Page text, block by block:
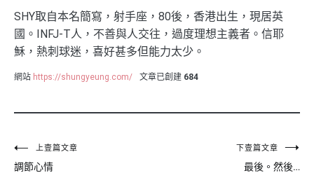
SHY取自本名簡寫，射手座，80後，香港出生，現居英
國。INFJ-T人，不善與人交往，過度理想主義者。信耶
穌，熱刺球迷，喜好甚多但能力太少。
網站 https://shungyeung.com/ 文章已創建 684
文
章
上壹篇文章
調節心情
下壹篇文章
最後。然後…